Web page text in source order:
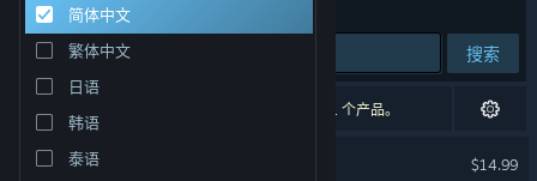
客服
更改语言
获取 Steam 手机应用
简体中文
繁体中文
日语
韩语
泰语
排序依据 相关性
搜索
1 个匹配的搜索结果。 根据您的偏好，已排除了 1 个产品。
$14.99